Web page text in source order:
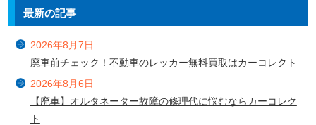
最新の記事
2026年8月7日
廃車前チェック！不動車のレッカー無料買取はカーコレクト
2026年8月6日
【廃車】オルタネーター故障の修理代に悩むならカーコレク
ト